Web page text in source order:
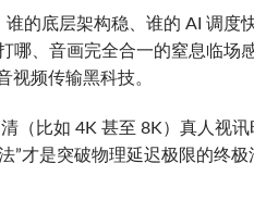
的底层架构稳、谁的 AI 调度
哪、音画完全合一的窒息临场
视频传输黑科技。
（比如 4K 甚至 8K）真人视讯
”才是突破物理延迟极限的终极